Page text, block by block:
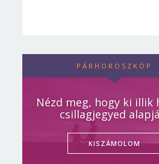
PÁRHOROSZKÓP
Nézd meg, hogy ki illik
csillagjegyed
KISZÁMOLOM